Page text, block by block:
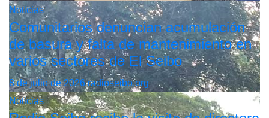
Noticias
Comunitarios denuncian acumulación
de basura y falta de mantenimiento en
varios sectores de El Seibo
8 de julio de 2026radioseibo.org
Noticias